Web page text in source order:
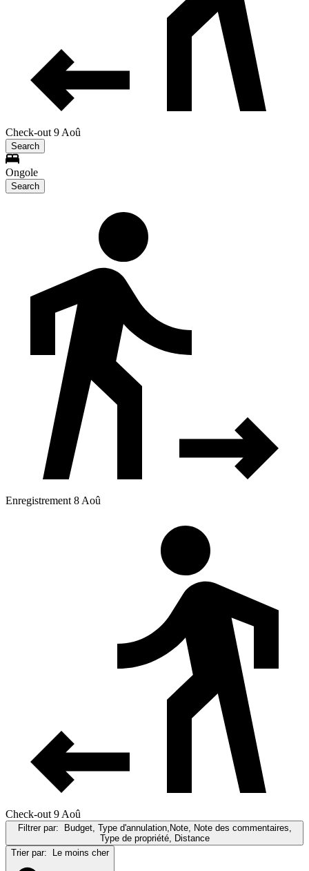
Check-out 9 Aoû
Search
Ongole
Search
Enregistrement 8 Aoû
Check-out 9 Aoû
Filtrer par: Budget, Type d'annulation,Note, Note des commentaires,
Type de propriété, Distance
Trier par: Le moins cher